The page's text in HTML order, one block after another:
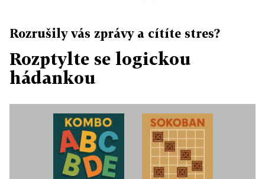
Rozrušily vás zprávy a cítíte stres?
Rozptylte se logickou
hádankou